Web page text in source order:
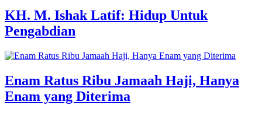
KH. M. Ishak Latif: Hidup Untuk
Pengabdian
Enam Ratus Ribu Jamaah Haji, Hanya
Enam yang Diterima